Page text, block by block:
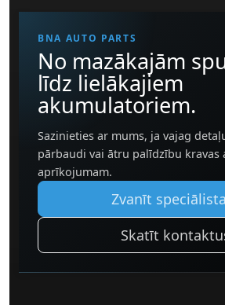
BNA AUTO PARTS
No mazākajām
līdz lielākajiem
akumulatoriem.
Sazinieties ar mums, ja vajag
pārbaudi vai ātru palīdzību kravas
aprīkojumam.
Zvanīt
Skatīt